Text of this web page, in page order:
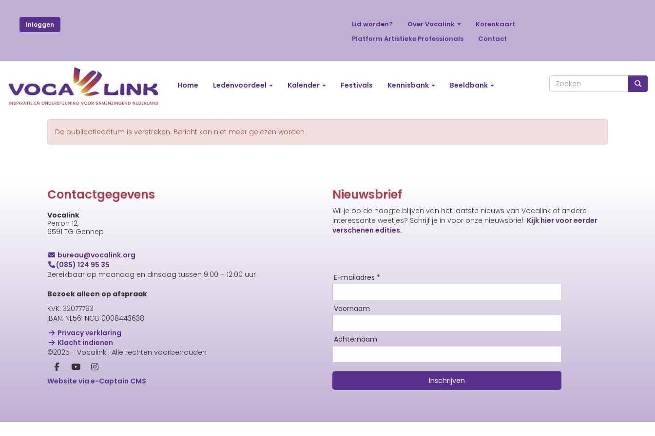
Inloggen Lid worden? Over Vocalink
Korenkaart
Platform Artistieke Professionals
Contact
Home Ledenvoordeel Kalender Festivals Kennisbank Beeldbank
De publicatiedatum is verstreken. Bericht kan niet meer gelezen worden.
Contactgegevens
Vocalink
Perron 12,
6591 TG Gennep
uaerub@vocalink.org
(085) 124 95 35
Bereikbaar op maandag en dinsdag tussen 9:00 – 12:00 uur
Bezoek alleen op afspraak
KVK: 32077793
IBAN: NL56 INGB 0008443638
Privacy verklaring
Klacht indienen
©2025 - Vocalink | Alle rechten voorbehouden
Website via e-Captain CMS
Nieuwsbrief
Wil je op de hoogte blijven van het laatste nieuws van Vocalink of andere
interessante weetjes? Schrijf je in voor onze nieuwsbrief. Kijk hier voor eerder
verschenen edities.
E-mailadres *
Voornaam
Achternaam
Inschrijven